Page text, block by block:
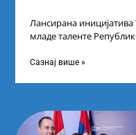
Лансирана
младе таленте
догађају су се
Сазнај више »